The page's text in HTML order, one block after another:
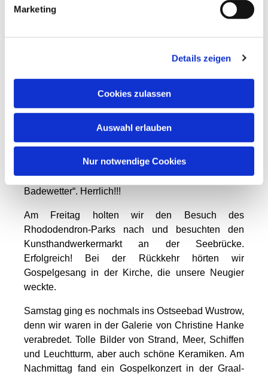
Marketing
Details zeigen
Cookies zulassen
Auswahl erlauben
Nur notwendige Cookies
Donnerstag
nd. Wir hatten
die ein
Biologe mit
viel Wissen bereicherte. Es war „Geburtstags- und
Badewetter“. Herrlich!!!
Am Freitag holten wir den Besuch des
Rhododendron-Parks nach und besuchten den
Kunsthandwerkermarkt an der Seebrücke.
Erfolgreich! Bei der Rückkehr hörten wir
Gospelgesang in der Kirche, die unsere Neugier
weckte.
Samstag ging es nochmals ins Ostseebad Wustrow,
denn wir waren in der Galerie von Christine Hanke
verabredet. Tolle Bilder von Strand, Meer, Schiffen
und Leuchtturm, aber auch schöne Keramiken. Am
Nachmittag fand ein Gospelkonzert in der Graal-